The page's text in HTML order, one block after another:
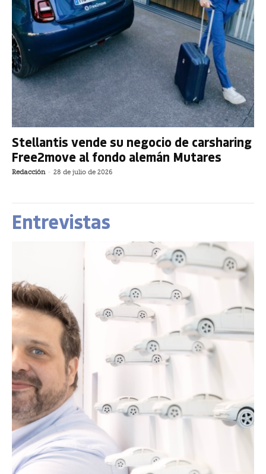
Stellantis vende su negocio de carsharing
Free2move al fondo alemán Mutares
Redacción - 28 de julio de 2026
Entrevistas